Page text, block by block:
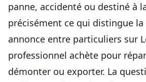
panne, accidenté ou destiné à
précisément ce qui distingue la
annonce entre particuliers sur
professionnel achète pour
démonter ou exporter. La